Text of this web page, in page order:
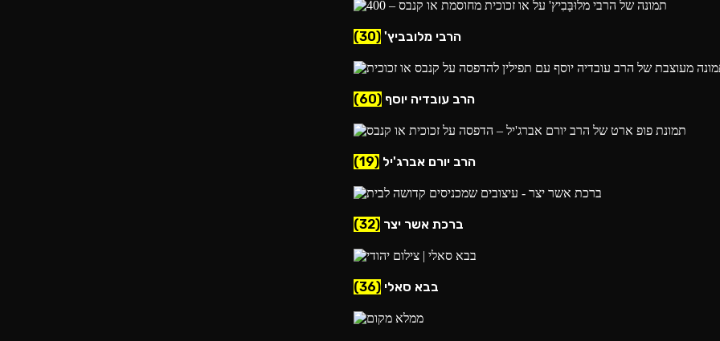
הרבי מלובביץ' (30)
הרב עובדיה יוסף (60)
הרב יורם אברג'יל (19)
ברכת אשר יצר (32)
בבא סאלי (36)